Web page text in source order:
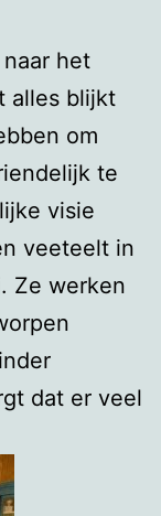
het
alles blijkt
om
te
visie
veeteelt in
Ze werken
dat er veel